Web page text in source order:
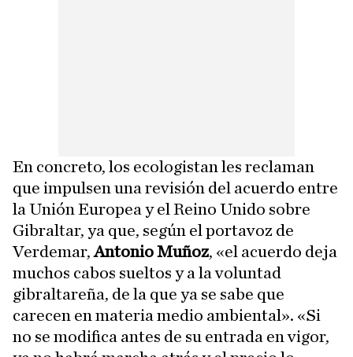
En concreto, los ecologistan les reclaman
que impulsen una revisión del acuerdo entre
la Unión Europea y el Reino Unido sobre
Gibraltar, ya que, según el portavoz de
Verdemar,Antonio Muñoz, «el acuerdo deja
muchos cabos sueltos y a la voluntad
gibraltareña, de la que ya se sabe que
carecen en materia medio ambiental». «Si
no se modifica antes de su entrada en vigor,